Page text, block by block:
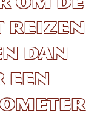
reizen
dan
een